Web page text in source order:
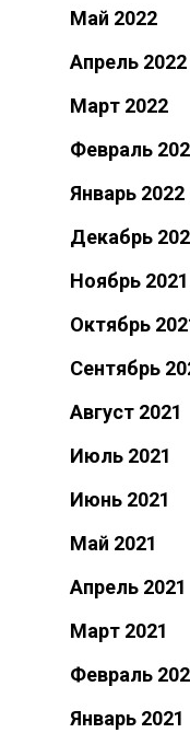
Май 2022
Апрель 2022
Март 2022
Февраль
Январь 2022
Декабрь
Ноябрь 2021
Октябрь
Сентябрь
Август 2021
Июль 2021
Июнь 2021
Май 2021
Апрель 2021
Март 2021
Февраль
Январь 2021